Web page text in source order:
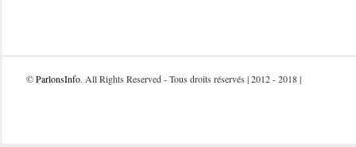
©ParlonsInfo. All Rights Reserved - Tous droits réservés | 2012 - 2018 |